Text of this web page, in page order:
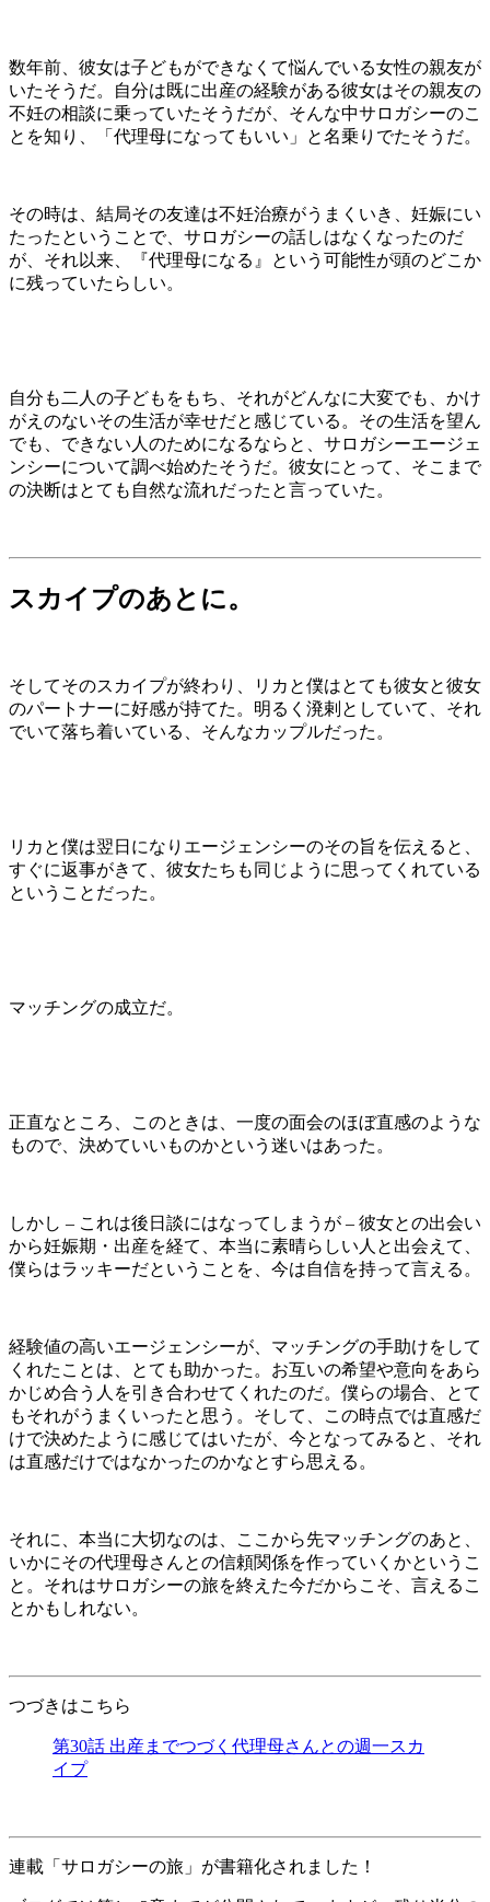
数年前、彼女は子どもができなくて悩んでいる女性の親友が
いたそうだ。自分は既に出産の経験がある彼女はその親友の
不妊の相談に乗っていたそうだが、そんな中サロガシーのこ
とを知り、「代理母になってもいい」と名乗りでたそうだ。
その時は、結局その友達は不妊治療がうまくいき、妊娠にい
たったということで、サロガシーの話しはなくなったのだ
が、それ以来、『代理母になる』という可能性が頭のどこか
に残っていたらしい。
自分も二人の子どもをもち、それがどんなに大変でも、かけ
がえのないその生活が幸せだと感じている。その生活を望ん
でも、できない人のためになるならと、サロガシーエージェ
ンシーについて調べ始めたそうだ。彼女にとって、そこまで
の決断はとても自然な流れだったと言っていた。
スカイプのあとに。
そしてそのスカイプが終わり、リカと僕はとても彼女と彼女
のパートナーに好感が持てた。明るく溌剌としていて、それ
でいて落ち着いている、そんなカップルだった。
リカと僕は翌日になりエージェンシーのその旨を伝えると、
すぐに返事がきて、彼女たちも同じように思ってくれている
ということだった。
マッチングの成立だ。
正直なところ、このときは、一度の面会のほぼ直感のような
もので、決めていいものかという迷いはあった。
しかし – これは後日談にはなってしまうが – 彼女との出会い
から妊娠期・出産を経て、本当に素晴らしい人と出会えて、
僕らはラッキーだということを、今は自信を持って言える。
経験値の高いエージェンシーが、マッチングの手助けをして
くれたことは、とても助かった。お互いの希望や意向をあら
かじめ合う人を引き合わせてくれたのだ。僕らの場合、とて
もそれがうまくいったと思う。そして、この時点では直感だ
けで決めたように感じてはいたが、今となってみると、それ
は直感だけではなかったのかなとすら思える。
それに、本当に大切なのは、ここから先マッチングのあと、
いかにその代理母さんとの信頼関係を作っていくかというこ
と。それはサロガシーの旅を終えた今だからこそ、言えるこ
とかもしれない。
つづきはこちら
第30話 出産までつづく代理母さんとの週一スカ
イプ
連載「サロガシーの旅」が書籍化されました！